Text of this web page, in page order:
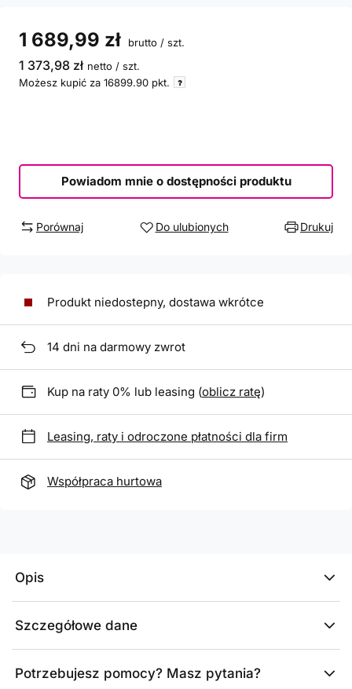
1 689,99 zł brutto / szt.
1 373,98 zł netto / szt.
Możesz kupić za 16899.90 pkt.
Powiadom mnie o dostępności produktu
Porównaj Do ulubionych Drukuj
Produkt niedostepny, dostawa wkrótce
14 dni na darmowy zwrot
Kup na raty 0% lub leasing (oblicz ratę)
Leasing, raty i odroczone płatności dla firm
Współpraca hurtowa
Opis
Szczegółowe dane
Potrzebujesz pomocy? Masz pytania?